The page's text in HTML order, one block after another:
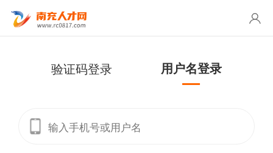
验证码登录 用户名登录